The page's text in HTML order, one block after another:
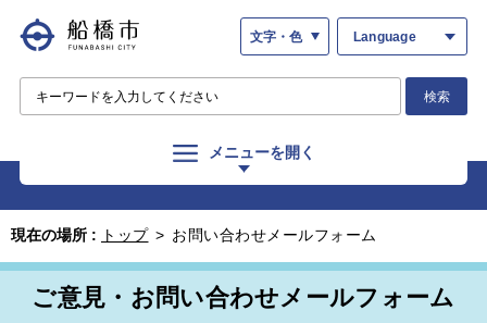
文字・色 Language
検索
メニューを開く
現在の場所 : トップ > お問い合わせメールフォーム
ご意見・お問い合わせメールフォーム